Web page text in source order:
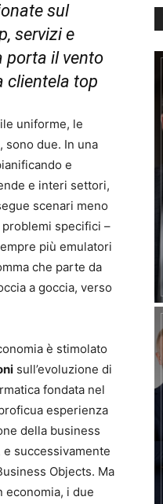
sul
servizi e
porta il vento
clientela top
uniforme, le
sono due. In una
e
e interi settori,
scenari meno
specifici –
più emulatori
che parte da
a goccia, verso
è stimolato
sull’evoluzione di
fondata nel
esperienza
della business
successivamente
Objects. Ma
economia, i due